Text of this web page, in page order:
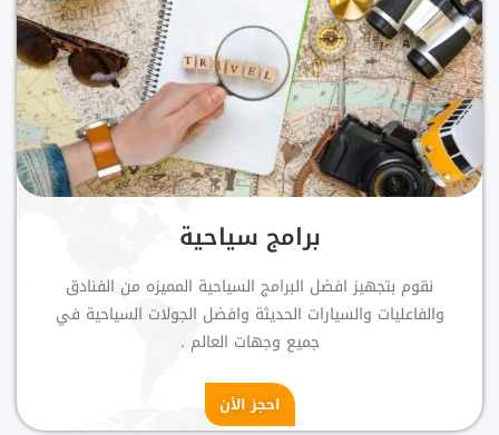
برامج سياحية
نقوم بتجهيز افضل البرامج السياحية المميزه من الفنادق
والفاعليات والسيارات الحديثة وافضل الجولات السياحية في
جميع وجهات العالم .
احجز الأن